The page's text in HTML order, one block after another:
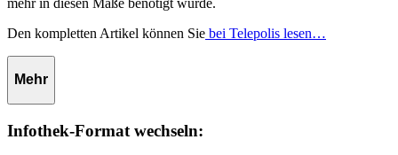
Den kompletten Artikel können Sie bei Telepolis lesen…
Mehr
Infothek-Format wechseln: